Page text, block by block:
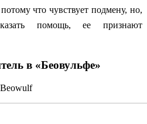
что чувствует подмену, но,
помощь, ее признают
в «Беовульфе»
Beowulf